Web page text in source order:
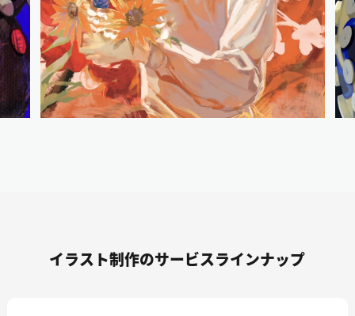
イラスト制作のサービスラインナップ